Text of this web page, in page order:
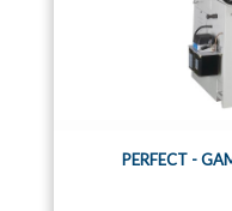
PERFECT -